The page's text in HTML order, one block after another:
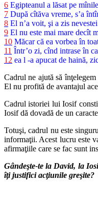
6 Egipteanul a lăsat pe
7 După cîtăva vreme, s’a
8 El n’a voit, şi a zis
9 El nu este mai mare decît
10 Măcar că ea vorbea în
11 Într’o zi, cînd intrase în
12 ea l -a apucat de haină,
Cadrul ne ajută să
El nu profită de avantajul
Cadrul istoriei lui Iosif
Iosif dă dovadă de un
Totuşi, cadrul nu este
informaţii. Acest lucru este
afirmaţiile care se fac sunt
Gândeşte-te la David, la
îţi justifici acţiunile greşite?